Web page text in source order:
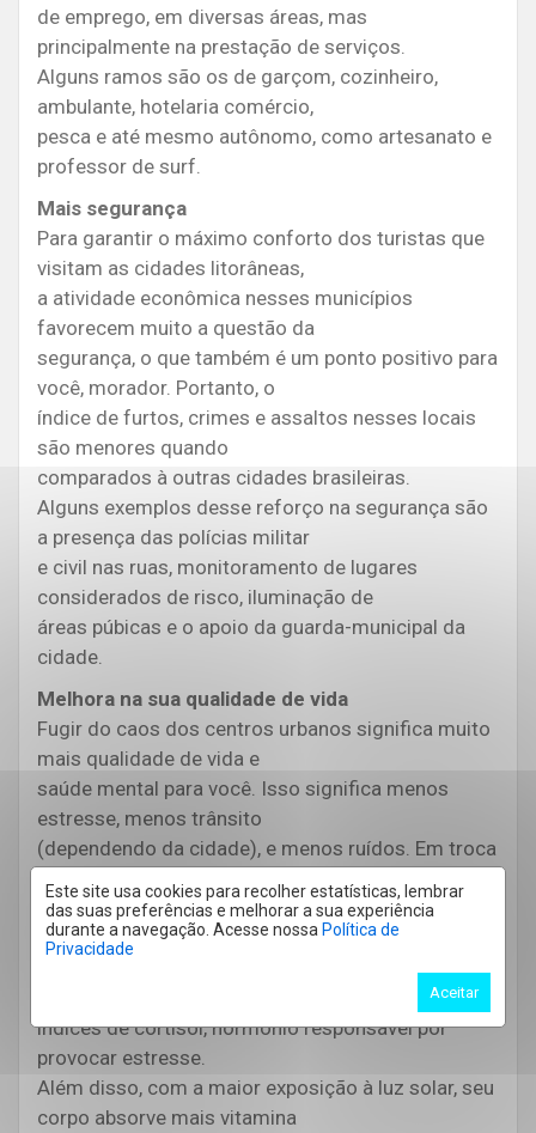
Este site usa cookies para recolher estatísticas, lembrar
das suas preferências e melhorar a sua experiência
durante a navegação. Acesse nossa Política de
Privacidade
Aceitar
de emprego, em diversas áreas, mas
principalmente na prestação de serviços.
Alguns ramos são os de garçom, cozinheiro,
ambulante, hotelaria comércio,
pesca e até mesmo autônomo, como artesanato e
professor de surf.
Mais segurança
Para garantir o máximo conforto dos turistas que
visitam as cidades litorâneas,
a atividade econômica nesses municípios
favorecem muito a questão da
segurança, o que também é um ponto positivo para
você, morador. Portanto, o
índice de furtos, crimes e assaltos nesses locais
são menores quando
comparados à outras cidades brasileiras.
Alguns exemplos desse reforço na segurança são
a presença das polícias militar
e civil nas ruas, monitoramento de lugares
considerados de risco, iluminação de
áreas púbicas e o apoio da guarda-municipal da
cidade.
Melhora na sua qualidade de vida
Fugir do caos dos centros urbanos significa muito
mais qualidade de vida e
saúde mental para você. Isso significa menos
estresse, menos trânsito
(dependendo da cidade), e menos ruídos. Em troca
das ondas, do vento, das folhas das árvores
chacoalhando e,
consequentemente, muito mais sensação de
índices de cortisol, hormônio responsável por
provocar estresse.
Além disso, com a maior exposição à luz solar, seu
corpo absorve mais vitamina